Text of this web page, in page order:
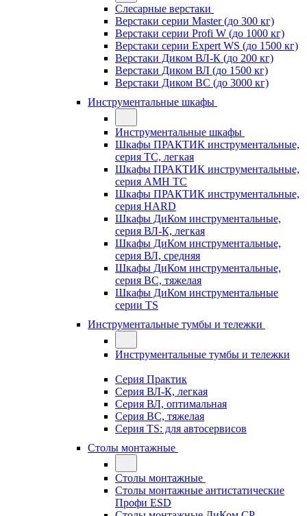
Слесарные верстаки
Верстаки серии Master (до 300 кг)
Верстаки серии Profi W (до 1000 кг)
Верстаки серии Expert WS (до 1500 кг)
Верстаки Диком ВЛ-К (до 200 кг)
Верстаки Диком ВЛ (до 1500 кг)
Верстаки Диком ВС (до 3000 кг)
Инструментальные шкафы
Инструментальные шкафы
Шкафы ПРАКТИК инструментальные,
серия TC, легкая
Шкафы ПРАКТИК инструментальные,
серия AMH TC
Шкафы ПРАКТИК инструментальные,
серия HARD
Шкафы ДиКом инструментальные,
cерия ВЛ-К, легкая
Шкафы ДиКом инструментальные,
серия ВЛ, средняя
Шкафы ДиКом инструментальные,
серия ВС, тяжелая
Шкафы ДиКом инструментальные
серии TS
Инструментальные тумбы и тележки
Инструментальные тумбы и тележки
Серия Практик
Серия ВЛ-К, легкая
Серия ВЛ, оптимальная
Серия ВС, тяжелая
Серия TS: для автосервисов
Столы монтажные
Столы монтажные
Столы монтажные антистатические
Профи ESD